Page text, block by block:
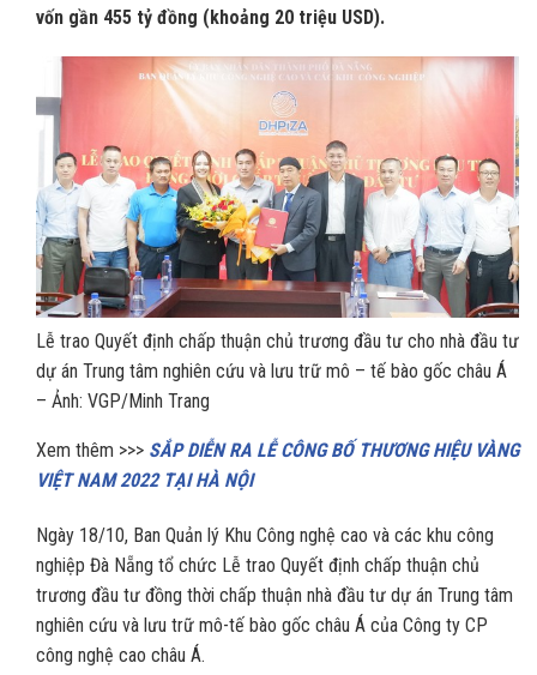
vốn gần 455 tỷ đồng (khoảng 20 triệu USD).
Lễ trao Quyết định chấp thuận chủ trương đầu tư cho nhà đầu tư
dự án Trung tâm nghiên cứu và lưu trữ mô – tế bào gốc châu Á
– Ảnh: VGP/Minh Trang
Xem thêm >>> SẮP DIỄN RA LỄ CÔNG BỐ THƯƠNG HIỆU VÀNG
VIỆT NAM 2022 TẠI HÀ NỘI
Ngày 18/10, Ban Quản lý Khu Công nghệ cao và các khu công
nghiệp Đà Nẵng tổ chức Lễ trao Quyết định chấp thuận chủ
trương đầu tư đồng thời chấp thuận nhà đầu tư dự án Trung tâm
nghiên cứu và lưu trữ mô-tế bào gốc châu Á của Công ty CP
công nghệ cao châu Á.